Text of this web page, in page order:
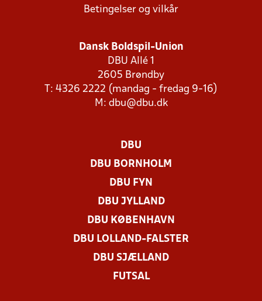
Betingelser og vilkår
Dansk Boldspil-Union
DBU Allé 1
2605 Brøndby
T: 4326 2222 (mandag - fredag 9-16)
M: dbu@dbu.dk
DBU
DBU BORNHOLM
DBU FYN
DBU JYLLAND
DBU KØBENHAVN
DBU LOLLAND-FALSTER
DBU SJÆLLAND
FUTSAL